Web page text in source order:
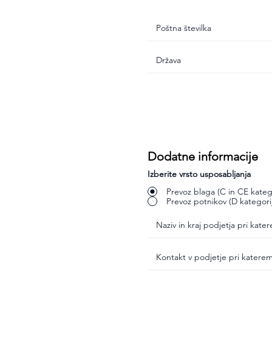
Dodatne informacije
Izberite vrsto usposabljanja
Prevoz blaga (C in CE
Prevoz potnikov (D